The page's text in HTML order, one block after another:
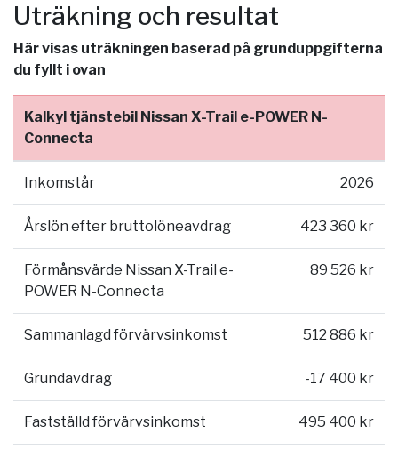
Uträkning och resultat
Här visas uträkningen baserad på grunduppgifterna
du fyllt i ovan
Kalkyl tjänstebil Nissan X-Trail e-POWER N-
Connecta
Inkomstår 2026
Årslön efter bruttolöneavdrag 423 360 kr
Förmånsvärde Nissan X-Trail e-
POWER N-Connecta
89 526 kr
Sammanlagd förvärvsinkomst 512 886 kr
Grundavdrag -17 400 kr
Fastställd förvärvsinkomst 495 400 kr